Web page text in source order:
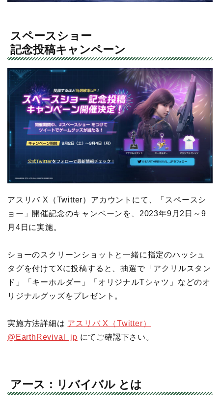
スペースショー
記念投稿キャンペーン
アスリバ X（Twitter）アカウントにて、「スペースシ
ョー」開催記念のキャンペーンを、2023年9月2日～9
月4日に実施。
ショーのスクリーンショットと一緒に指定のハッシュ
タグを付けてXに投稿すると、抽選で「アクリルスタン
ド」「キーホルダー」「オリジナルTシャツ」などのオ
リジナルグッズをプレゼント。
実施方法詳細は アスリバ X（Twitter）
@EarthRevival_jp にてご確認下さい。
アース：リバイバル とは